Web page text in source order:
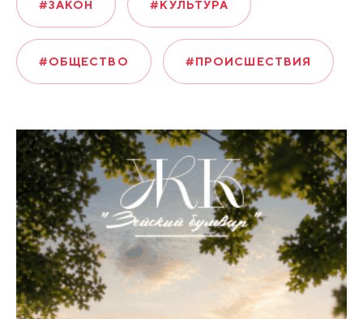
#ЗАКОН #КУЛЬТУРА
#ОБЩЕСТВО #ПРОИСШЕСТВИЯ